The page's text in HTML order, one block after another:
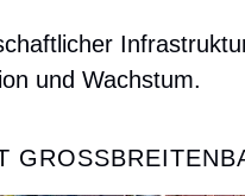
und Wachstum.